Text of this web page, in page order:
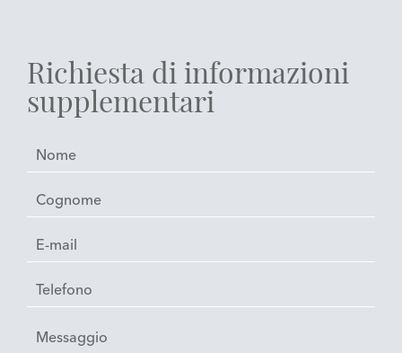
Richiesta di informazioni
supplementari